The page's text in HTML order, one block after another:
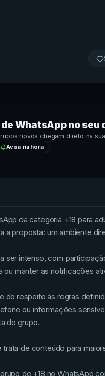
WhatsAppno seu
novos chegam direto na
Avisa na hora
da categoria +18 para
a proposta: um ambiente
ser intenso, com
manter as notificações
do respeito às regras
ou informações
do grupo.
de conteúdo para
de +18 no WhatsApp